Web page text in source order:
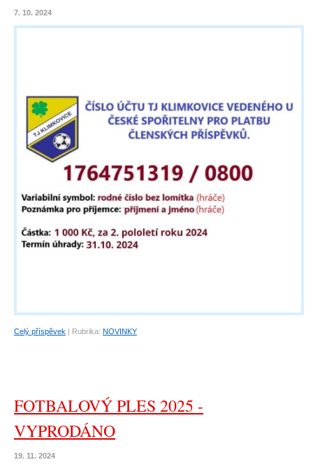
7. 10. 2024
Celý příspěvek Rubrika: NOVINKY
FOTBALOVÝ PLES 2025 -
VYPRODÁNO
19. 11. 2024